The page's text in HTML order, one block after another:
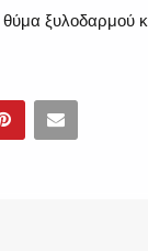
ξυλοδαρμού